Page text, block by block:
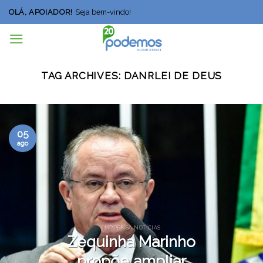
Skip
to
content
OLÁ, APOIADOR! Seja bem-vindo!
TAG ARCHIVES: DANRLEI DE DEUS
IMPRENSA NOTÍCIAS
Zequinha Marinho
05
ago